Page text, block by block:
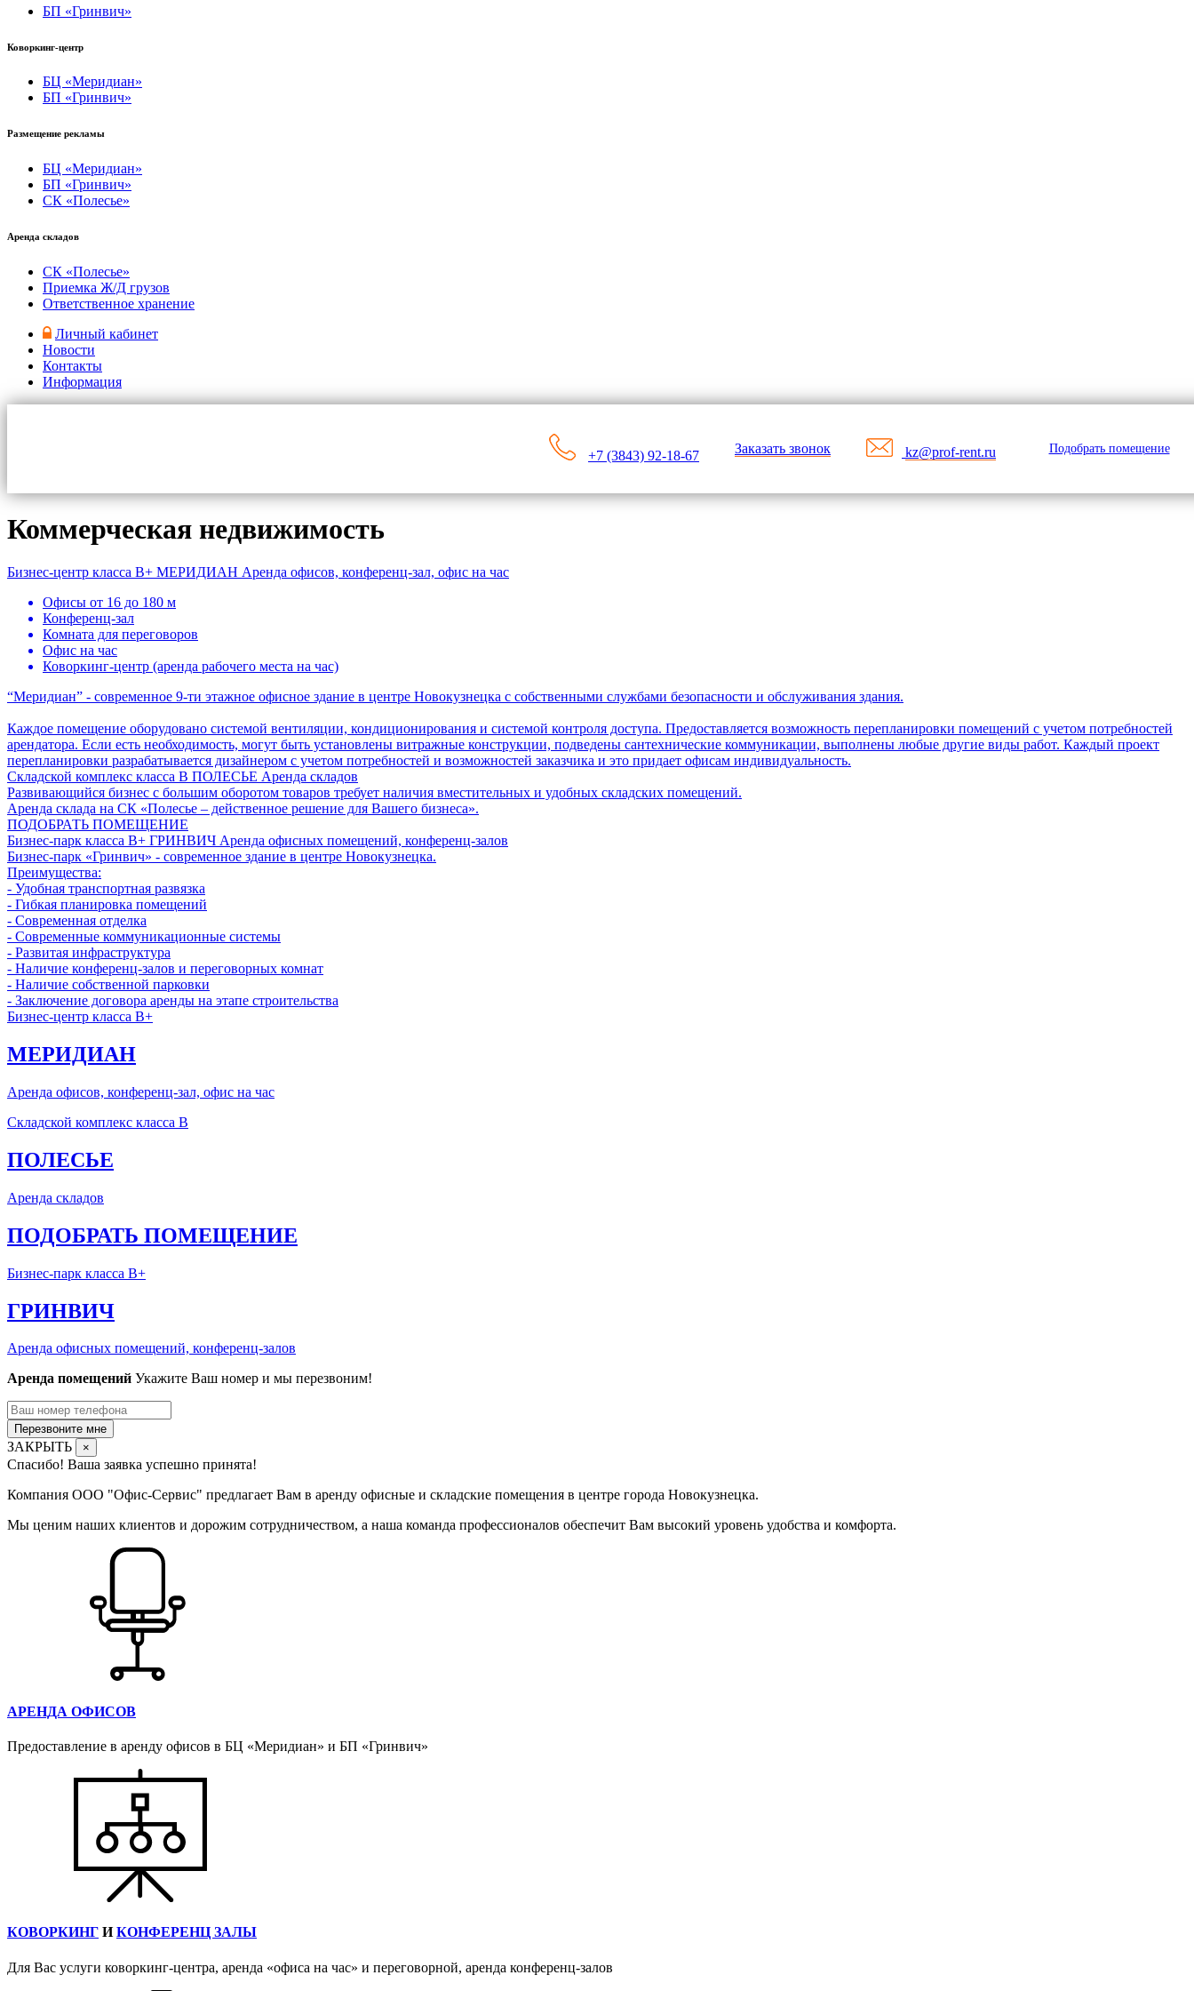
БП «Гринвич»
Коворкинг-центр
БЦ «Меридиан»
БП «Гринвич»
Размещение рекламы
БЦ «Меридиан»
БП «Гринвич»
СК «Полесье»
Аренда складов
СК «Полесье»
Приемка Ж/Д грузов
Ответственное хранение
Личный кабинет
Новости
Контакты
Информация
+7 (3843) 92-18-67 Заказать звонок kz@prof-rent.ru Подобрать помещение
Коммерческая недвижимость
Бизнес-центр класса B+ МЕРИДИАН Аренда офисов, конференц-зал, офис на час
Офисы от 16 до 180 м
Конференц-зал
Комната для переговоров
Офис на час
Коворкинг-центр (аренда рабочего места на час)
“Меридиан” - современное 9-ти этажное офисное здание в центре Новокузнецка с собственными службами безопасности и обслуживания здания.
Каждое помещение оборудовано системой вентиляции, кондиционирования и системой контроля доступа. Предоставляется возможность перепланировки помещений с учетом потребностей
арендатора. Если есть необходимость, могут быть установлены витражные конструкции, подведены сантехнические коммуникации, выполнены любые другие виды работ. Каждый проект
перепланировки разрабатывается дизайнером с учетом потребностей и возможностей заказчика и это придает офисам индивидуальность.
Складской комплекс класса B ПОЛЕСЬЕ Аренда складов
Развивающийся бизнес с большим оборотом товаров требует наличия вместительных и удобных складских помещений.
Аренда склада на СК «Полесье – действенное решение для Вашего бизнеса».
ПОДОБРАТЬ ПОМЕЩЕНИЕ
Бизнес-парк класса В+ ГРИНВИЧ Аренда офисных помещений, конференц-залов
Бизнес-парк «Гринвич» - современное здание в центре Новокузнецка.
Преимущества:
- Удобная транспортная развязка
- Гибкая планировка помещений
- Современная отделка
- Современные коммуникационные системы
- Развитая инфраструктура
- Наличие конференц-залов и переговорных комнат
- Наличие собственной парковки
- Заключение договора аренды на этапе строительства
Бизнес-центр класса B+
МЕРИДИАН
Аренда офисов, конференц-зал, офис на час
Складской комплекс класса B
ПОЛЕСЬЕ
Аренда складов
ПОДОБРАТЬ ПОМЕЩЕНИЕ
Бизнес-парк класса В+
ГРИНВИЧ
Аренда офисных помещений, конференц-залов
Аренда помещений Укажите Ваш номер и мы перезвоним!
Перезвоните мне
ЗАКРЫТЬ ×
Спасибо! Ваша заявка успешно принята!
Компания ООО "Офис-Сервис" предлагает Вам в аренду офисные и складские помещения в центре города Новокузнецка.
Мы ценим наших клиентов и дорожим сотрудничеством, а наша команда профессионалов обеспечит Вам высокий уровень удобства и комфорта.
АРЕНДА ОФИСОВ
Предоставление в аренду офисов в БЦ «Меридиан» и БП «Гринвич»
КОВОРКИНГ ИКОНФЕРЕНЦ ЗАЛЫ
Для Вас услуги коворкинг-центра, аренда «офиса на час» и переговорной, аренда конференц-залов